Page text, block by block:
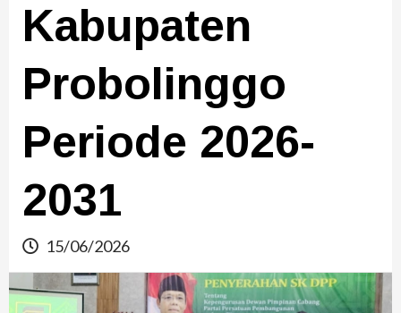
Kabupaten
Probolinggo
Periode 2026-
2031
15/06/2026